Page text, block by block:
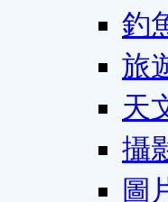
釣
旅
天
攝
圖